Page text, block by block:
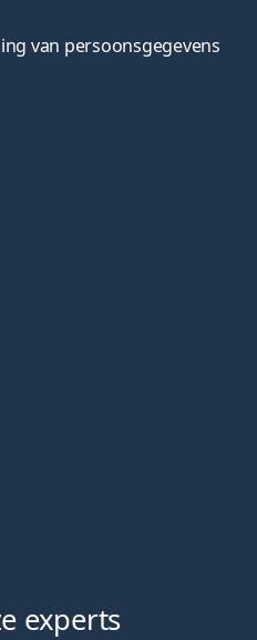
van persoonsgegevens
experts